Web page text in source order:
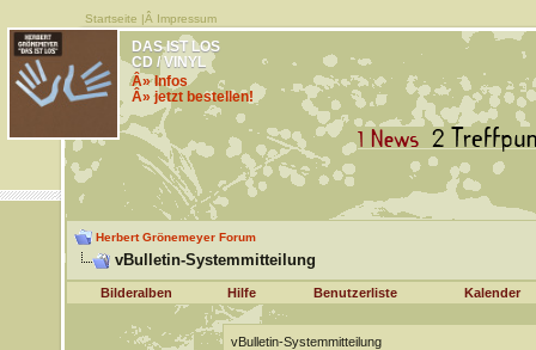
Startseite |Â Impressum
DAS IST LOS
CD / VINYL
Â» Infos
Â» jetzt bestellen!
Herbert Grönemeyer Forum
vBulletin-Systemmitteilung
Bilderalben Hilfe Benutzerliste Kalender
vBulletin-Systemmitteilung